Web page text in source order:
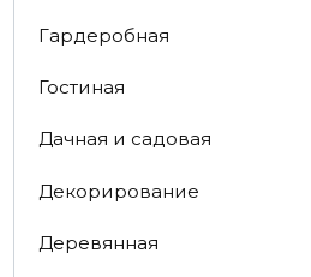
Гардеробная
Гостиная
Дачная и садовая
Декорирование
Деревянная